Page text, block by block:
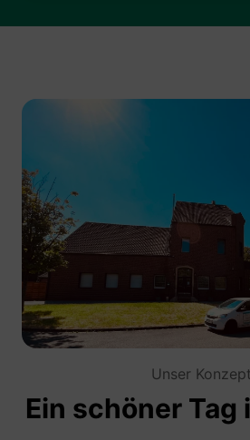
Unser
Ein schöner Tag